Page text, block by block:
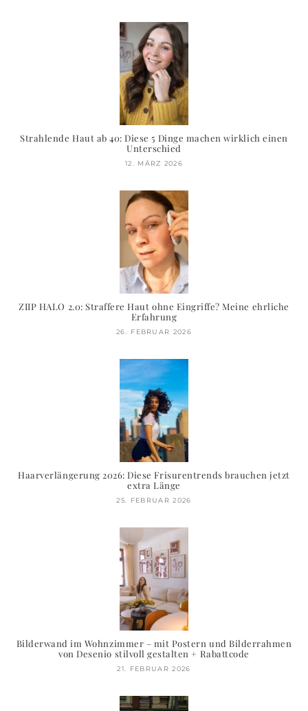
Strahlende Haut ab 40: Diese 5 Dinge machen wirklich einen
Unterschied
12. MÄRZ 2026
ZIIP HALO 2.0: Straffere Haut ohne Eingriffe? Meine ehrliche
Erfahrung
26. FEBRUAR 2026
Haarverlängerung 2026: Diese Frisurentrends brauchen jetzt
extra Länge
25. FEBRUAR 2026
Bilderwand im Wohnzimmer – mit Postern und Bilderrahmen
von Desenio stilvoll gestalten + Rabattcode
21. FEBRUAR 2026